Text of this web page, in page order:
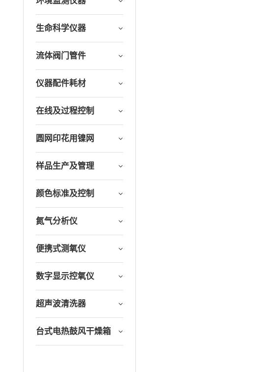
生命科学仪器
流体阀门管件
仪器配件耗材
在线及过程控制
圆网印花用镍网
样品生产及管理
颜色标准及控制
氮气分析仪
便携式测氧仪
数字显示控氧仪
超声波清洗器
台式电热鼓风干燥箱